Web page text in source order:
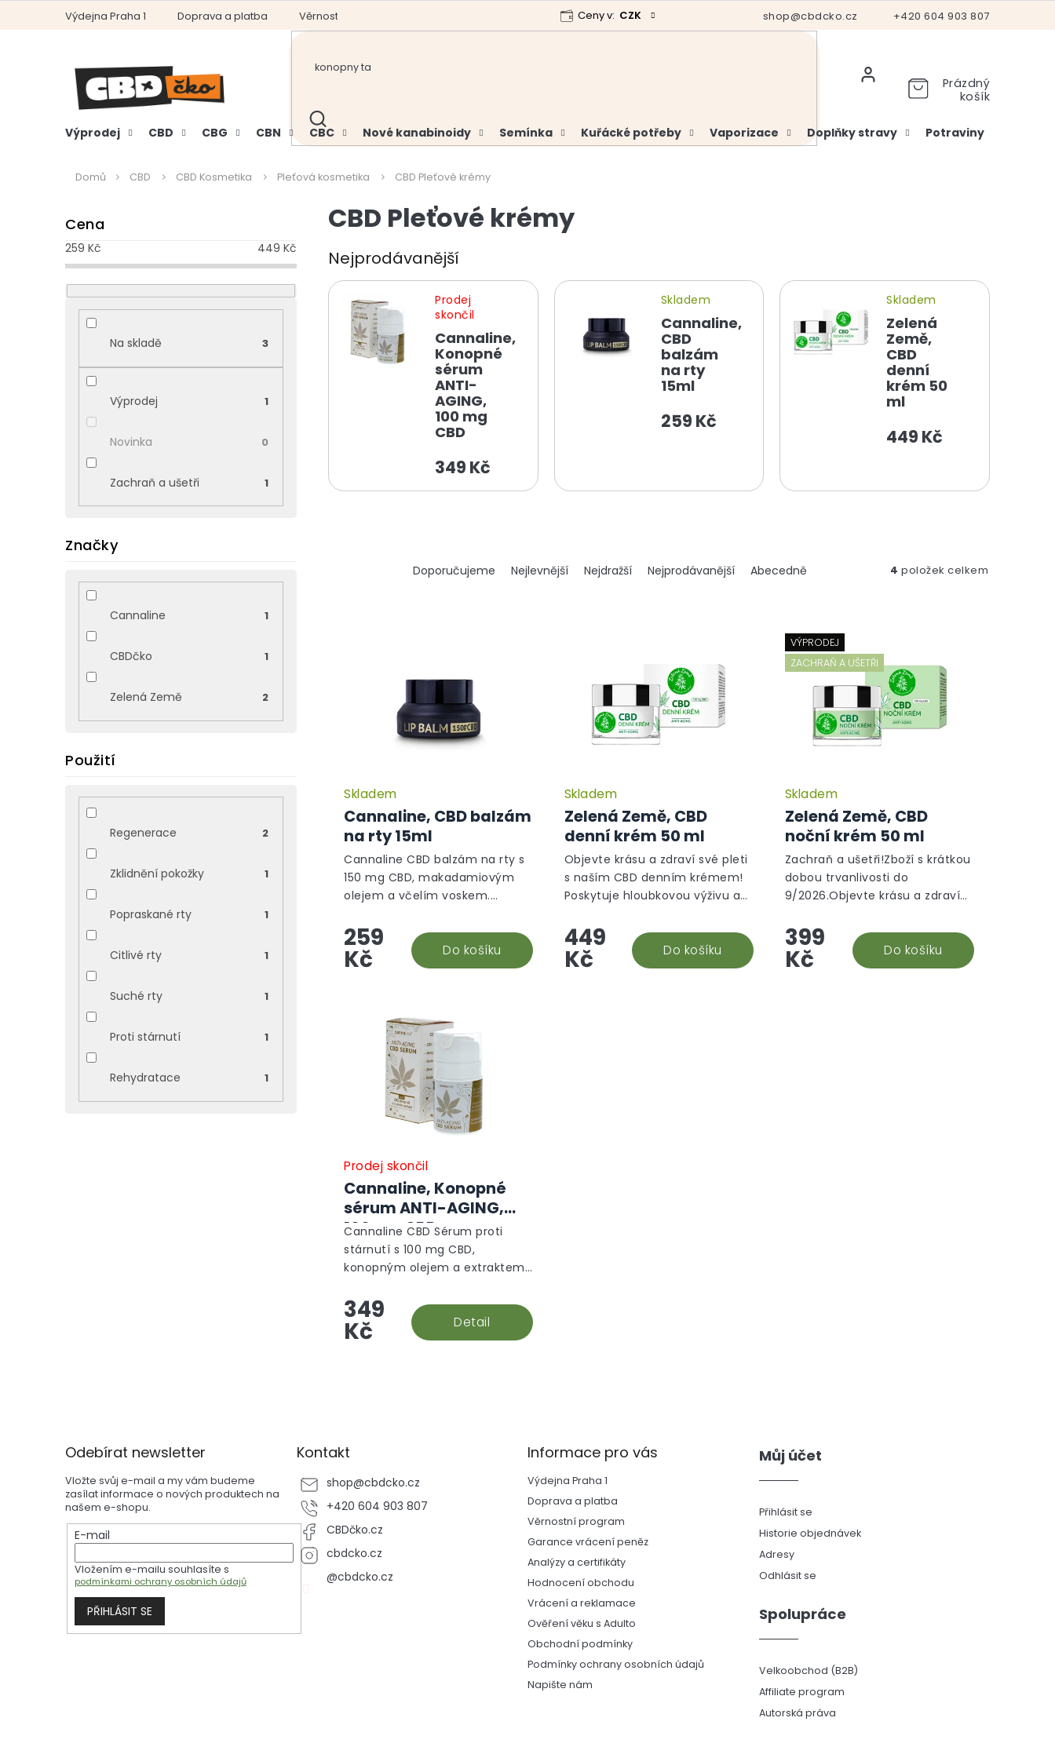
+420 604 903 807
shop@cbdcko.cz
Výdejna Praha 1 Doprava a platba Věrnostní program Analýzy a certifikáty Hodnocení obchodu Vrácení a reklamace
Ceny v: CZK
HLEDAT
Prázdný
košík
Výprodej CBD CBG CBN CBC Nové kanabinoidy Semínka Kuřácké potřeby Vaporizace Doplňky stravy Potraviny
Domů CBD CBD Kosmetika Pleťová kosmetika CBD Pleťové krémy
o
s
t
r
a
Cena
259 Kč 449 Kč
Na skladě 3
Výprodej 1
Novinka 0
Zachraň a ušetři 1
Značky
Cannaline 1
CBDčko 1
Zelená Země 2
Použití
Regenerace 2
Zklidnění pokožky 1
Popraskané rty 1
Citlivé rty 1
Suché rty 1
Proti stárnutí 1
Rehydratace 1
CBD Pleťové krémy
Nejprodávanější
Cannaline,
Konopné
sérum
ANTI-
AGING,
100 mg
CBD
Prodej
skončil
349 Kč
Cannaline,
CBD
balzám
na rty
15ml
Skladem
259 Kč
Zelená
Země,
CBD
denní
krém 50
ml
Skladem
449 Kč
Ř
a
r
o
d
u
k
Doporučujeme Nejlevnější Nejdražší Nejprodávanější Abecedně 4 položek celkem
Cannaline, CBD balzám
na rty 15ml
Skladem
259
Kč Do košíku
Cannaline CBD balzám na rty s
150 mg CBD, makadamiovým
olejem a včelím voskem.
popraskáním a podporuje
regeneraci pokožky rtů. Skvělé
každodenní...
Zelená Země, CBD
denní krém 50 ml
Skladem
449
Kč Do košíku
Objevte krásu a zdraví své pleti
s naším CBD denním krémem!
Poskytuje hloubkovou výživu a
stárnutím a zanechává pleť
jemnou a svěží.
VÝPRODEJ
ZACHRAŇ A UŠETŘI
Zelená Země, CBD
noční krém 50 ml
Skladem
399
Kč Do košíku
Zachraň a ušetři!Zboží s krátkou
dobou trvanlivosti do
9/2026.Objevte krásu a zdraví
krémem! Poskytuje hloubkovou
výživu a regeneraci, chrání
před...
Cannaline, Konopné
sérum ANTI-AGING,
100 mg CBD
Prodej skončil
349
Kč Detail
Cannaline CBD Sérum proti
stárnutí s 100 mg CBD,
konopným olejem a extraktem
stárnutí pleti. Podporuje
hydrataci, pružnost a
regeneraci, pomáhá...
Odebírat newsletter
Vložte svůj e-mail a my vám budeme
zasílat informace o nových produktech na
našem e-shopu.
E-mail
Vložením e-mailu souhlasíte s
podmínkami ochrany osobních údajů
PŘIHLÁSIT SE
Kontakt
shop@cbdcko.cz
+420 604 903 807
CBDčko.cz
cbdcko.cz
@cbdcko.cz
Informace pro vás
Výdejna Praha 1
Doprava a platba
Věrnostní program
Garance vrácení peněz
Analýzy a certifikáty
Hodnocení obchodu
Vrácení a reklamace
Ověření věku s Adulto
Obchodní podmínky
Podmínky ochrany osobních údajů
Napište nám
Můj účet
Přihlásit se
Historie objednávek
Adresy
Odhlásit se
Spolupráce
Velkoobchod (B2B)
Affiliate program
Autorská práva